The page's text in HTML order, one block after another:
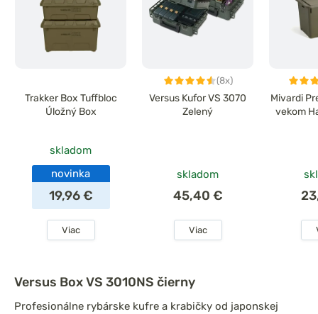
Trakker Box Tuffbloc
Úložný Box
skladom
novinka
19,96 €
Viac
(8x)
Versus Kufor VS 3070
Zelený
skladom
45,40 €
Viac
Mivardi
vekom
Versus Box VS 3010NS čierny
Profesionálne rybárske kufre a krabičky od japonskej